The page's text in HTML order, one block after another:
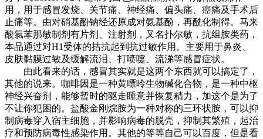
用，用于感冒发烧、关节痛、神经痛、偏头痛、癌痛及手术后
止痛等。由对硝基酚钠经还原成对氨基酚，再酰化制得。马来
酸氯苯那敏制剂有片剂、注射剂，又名扑尔敏，抗组胺类药，
本品通过对H1受体的拮抗起到抗过敏作用。主要用于鼻炎、
皮肤黏膜过敏及缓解流泪、打喷嚏、流涕等感冒症状。
由此看来的话，感冒其实就是这两个东西就可以搞定了，
其他的说来。咖啡因是一种黄嘌呤生物碱化合物，是一种中枢
神经兴奋剂，能够暂时的驱走睡意并恢复精力，加这个是为了
不让你犯困的。盐酸金刚烷胺为一种对称的三环状胺，可以抑
制病毒穿入宿主细胞，并影响病毒的脱壳，抑制其繁殖，起治
疗和预防病毒性感染作用。其他的等等自己可以百度，但是看